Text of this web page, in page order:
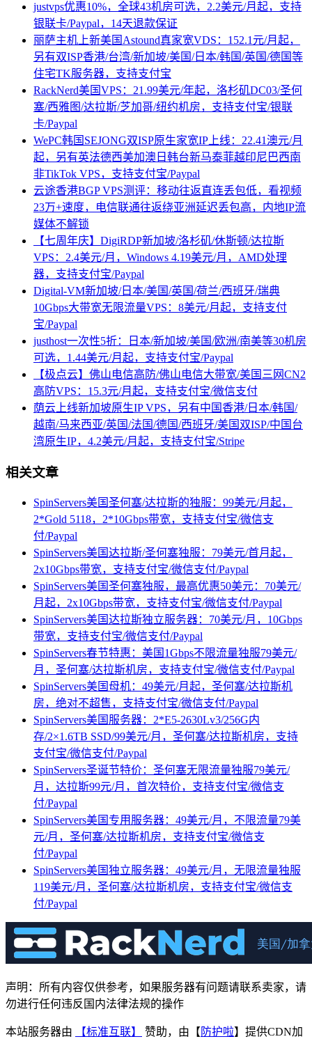
justvps优惠10%，全球43机房可选，2.2美元/月起，支持
银联卡/Paypal，14天退款保证
丽萨主机上新美国Astound真家宽VDS：152.1元/月起，
另有双ISP香港/台湾/新加坡/美国/日本/韩国/英国/德国等
住宅TK服务器，支持支付宝
RackNerd美国VPS：21.99美元/年起，洛杉矶DC03/圣何
塞/西雅图/达拉斯/芝加哥/纽约机房，支持支付宝/银联
卡/Paypal
WePC韩国SEJONG双ISP原生家宽IP上线：22.41澳元/月
起，另有英法德西美加澳日韩台新马泰菲越印尼巴西南
非TikTok VPS，支持支付宝/Paypal
云途香港BGP VPS测评：移动往返直连丢包低，看视频
23万+速度，电信联通往返绕亚洲延迟丢包高，内地IP流
媒体不解锁
【七周年庆】DigiRDP新加坡/洛杉矶/休斯顿/达拉斯
VPS：2.4美元/月，Windows 4.19美元/月，AMD处理
器，支持支付宝/Paypal
Digital-VM新加坡/日本/美国/英国/荷兰/西班牙/瑞典
10Gbps大带宽无限流量VPS：8美元/月起，支持支付
宝/Paypal
justhost一次性5折：日本/新加坡/美国/欧洲/南美等30机房
可选，1.44美元/月起，支持支付宝/Paypal
【极点云】佛山电信高防/佛山电信大带宽/美国三网CN2
高防VPS：15.3元/月起，支持支付宝/微信支付
荫云上线新加坡原生IP VPS，另有中国香港/日本/韩国/
越南/马来西亚/英国/法国/德国/西班牙/美国双ISP/中国台
湾原生IP，4.2美元/月起，支持支付宝/Stripe
相关文章
SpinServers美国圣何塞/达拉斯的独服：99美元/月起，
2*Gold 5118，2*10Gbps带宽，支持支付宝/微信支
付/Paypal
SpinServers美国达拉斯/圣何塞独服：79美元/首月起，
2x10Gbps带宽，支持支付宝/微信支付/Paypal
SpinServers美国圣何塞独服，最高优惠50美元：70美元/
月起，2x10Gbps带宽，支持支付宝/微信支付/Paypal
SpinServers美国达拉斯独立服务器：70美元/月，10Gbps
带宽，支持支付宝/微信支付/Paypal
SpinServers春节特惠：美国1Gbps不限流量独服79美元/
月，圣何塞/达拉斯机房，支持支付宝/微信支付/Paypal
SpinServers美国母机：49美元/月起，圣何塞/达拉斯机
房，绝对不超售，支持支付宝/微信支付/Paypal
SpinServers美国服务器：2*E5-2630Lv3/256G内
存/2×1.6TB SSD/99美元/月，圣何塞/达拉斯机房，支持
支付宝/微信支付/Paypal
SpinServers圣诞节特价：圣何塞无限流量独服79美元/
月，达拉斯99元/月，首次特价，支持支付宝/微信支
付/Paypal
SpinServers美国专用服务器：49美元/月，不限流量79美
元/月，圣何塞/达拉斯机房，支持支付宝/微信支
付/Paypal
SpinServers美国独立服务器：49美元/月，无限流量独服
119美元/月，圣何塞/达拉斯机房，支持支付宝/微信支
付/Paypal
声明：所有内容仅供参考，如果服务器有问题请联系卖家，请
勿进行任何违反国内法律法规的操作
本站服务器由 【标准互联】 赞助，由【 防护啦】提供CDN加